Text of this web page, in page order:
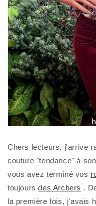
Chers lecteurs, j'arrive
couture "tendance" à
vous avez terminé vos
toujoursdes Archers .
la première fois, j'avais